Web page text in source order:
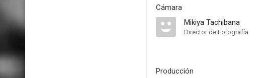
Cámara
Mikiya Tachibana
Director de Fotografía
Producción